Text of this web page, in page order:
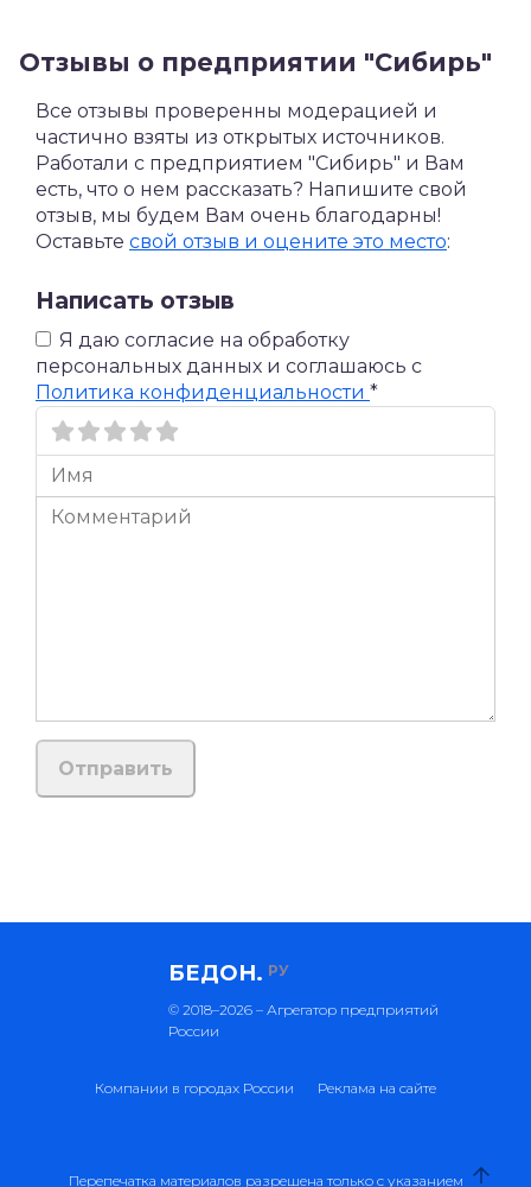
Отзывы о предприятии "Сибирь"
Все отзывы проверенны модерацией и
частично взяты из открытых источников.
Работали с предприятием "Сибирь" и Вам
есть, что о нем рассказать? Напишите свой
отзыв, мы будем Вам очень благодарны!
Оставьте свой отзыв и оцените это место:
Написать отзыв
Я даю согласие на обработку
персональных данных и соглашаюсь c
Политика конфиденциальности *
БЕДОН. РУ
© 2018–2026 – Агрегатор предприятий
России
Компании в городах России Реклама на сайте
Перепечатка материалов разрешена только с указанием